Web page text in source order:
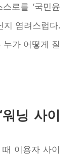
로를 ‘국민윤
지 염려스럽다.
가 어떻게 질
닝 사이
이용자 사이